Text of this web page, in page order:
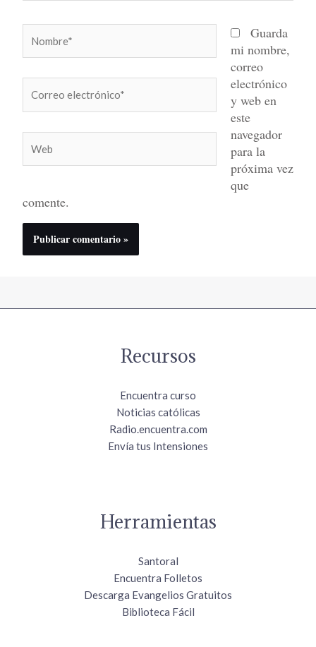
electrónico*
Guarda
mi nombre,
correo
electrónico
y web en
este
navegador
para la
próxima vez
que
comente.
Recursos
Encuentra curso
Noticias católicas
Radio.encuentra.com
Envía tus Intensiones
Herramientas
Santoral
Encuentra Folletos
Descarga Evangelios Gratuitos
Biblioteca Fácil